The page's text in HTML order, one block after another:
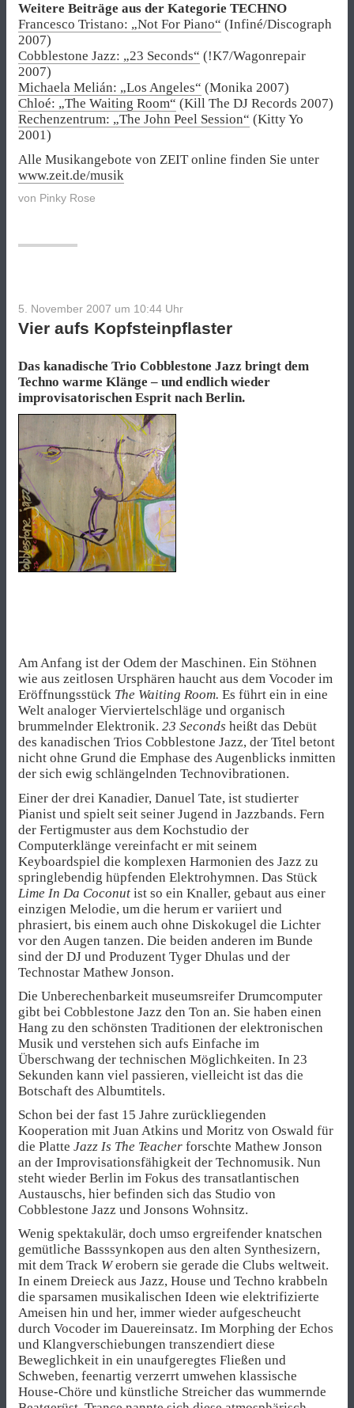
Weitere Beiträge aus der Kategorie TECHNO
Francesco Tristano: „Not For Piano“ (Infiné/Discograph
2007)
Cobblestone Jazz: „23 Seconds“ (!K7/Wagonrepair
2007)
Michaela Melián: „Los Angeles“ (Monika 2007)
Chloé: „The Waiting Room“ (Kill The DJ Records 2007)
Rechenzentrum: „The John Peel Session“ (Kitty Yo
2001)
Alle Musikangebote von ZEIT online finden Sie unter
www.zeit.de/musik
von Pinky Rose
5. November 2007 um 10:44 Uhr
Vier aufs Kopfsteinpflaster
Das kanadische Trio Cobblestone Jazz bringt dem
Techno warme Klänge – und endlich wieder
improvisatorischen Esprit nach Berlin.
Am Anfang ist der Odem der Maschinen. Ein Stöhnen
wie aus zeitlosen Ursphären haucht aus dem Vocoder im
Eröffnungsstück The Waiting Room. Es führt ein in eine
Welt analoger Vierviertelschläge und organisch
brummelnder Elektronik. 23 Seconds heißt das Debüt
des kanadischen Trios Cobblestone Jazz, der Titel betont
nicht ohne Grund die Emphase des Augenblicks inmitten
der sich ewig schlängelnden Technovibrationen.
Einer der drei Kanadier, Danuel Tate, ist studierter
Pianist und spielt seit seiner Jugend in Jazzbands. Fern
der Fertigmuster aus dem Kochstudio der
Computerklänge vereinfacht er mit seinem
Keyboardspiel die komplexen Harmonien des Jazz zu
springlebendig hüpfenden Elektrohymnen. Das Stück
Lime In Da Coconut ist so ein Knaller, gebaut aus einer
einzigen Melodie, um die herum er variiert und
phrasiert, bis einem auch ohne Diskokugel die Lichter
vor den Augen tanzen. Die beiden anderen im Bunde
sind der DJ und Produzent Tyger Dhulas und der
Technostar Mathew Jonson.
Die Unberechenbarkeit museumsreifer Drumcomputer
gibt bei Cobblestone Jazz den Ton an. Sie haben einen
Hang zu den schönsten Traditionen der elektronischen
Musik und verstehen sich aufs Einfache im
Überschwang der technischen Möglichkeiten. In 23
Sekunden kann viel passieren, vielleicht ist das die
Botschaft des Albumtitels.
Schon bei der fast 15 Jahre zurückliegenden
Kooperation mit Juan Atkins und Moritz von Oswald für
die Platte Jazz Is The Teacher forschte Mathew Jonson
an der Improvisationsfähigkeit der Technomusik. Nun
steht wieder Berlin im Fokus des transatlantischen
Austauschs, hier befinden sich das Studio von
Cobblestone Jazz und Jonsons Wohnsitz.
Wenig spektakulär, doch umso ergreifender knatschen
gemütliche Basssynkopen aus den alten Synthesizern,
mit dem Track Werobern sie gerade die Clubs weltweit.
In einem Dreieck aus Jazz, House und Techno krabbeln
die sparsamen musikalischen Ideen wie elektrifizierte
Ameisen hin und her, immer wieder aufgescheucht
durch Vocoder im Dauereinsatz. Im Morphing der Echos
und Klangverschiebungen transzendiert diese
Beweglichkeit in ein unaufgeregtes Fließen und
Schweben, feenartig verzerrt umwehen klassische
House-Chöre und künstliche Streicher das wummernde